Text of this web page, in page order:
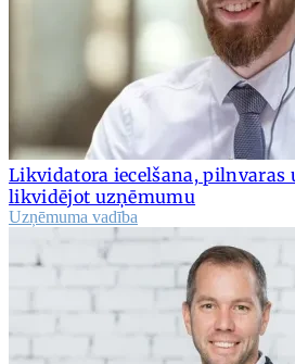
Likvidatora iecelšana, pilnvaras
likvidējot uzņēmumu
Uzņēmuma vadība